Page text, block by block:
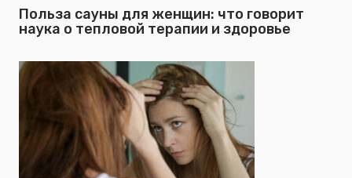
Польза сауны для женщин: что говорит
наука о тепловой терапии и здоровье